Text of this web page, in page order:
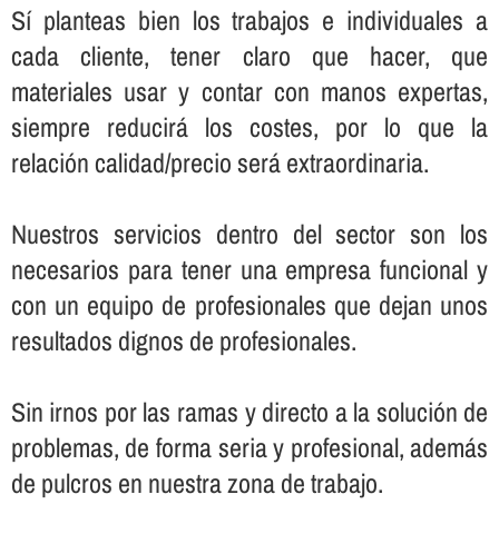
Sí­ planteas bien los trabajos e individuales a
cada cliente, tener claro que hacer, que
materiales usar y contar con manos expertas,
siempre reducirá los costes, por lo que la
relación calidad/precio será extraordinaria.
Nuestros servicios dentro del sector son los
necesarios para tener una empresa funcional y
con un equipo de profesionales que dejan unos
resultados dignos de profesionales.
Sin irnos por las ramas y directo a la solución de
problemas, de forma seria y profesional, además
de pulcros en nuestra zona de trabajo.